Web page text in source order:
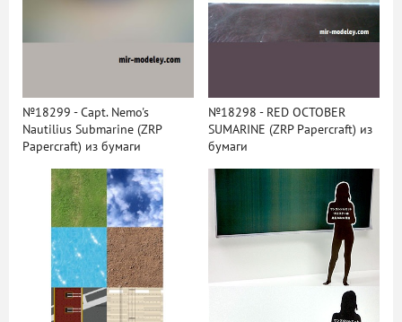
№18299 - Capt. Nemo's
Nautilius Submarine (ZRP
Papercraft) из бумаги
№18298 - RED OCTOBER
SUMARINE (ZRP Papercraft) из
бумаги